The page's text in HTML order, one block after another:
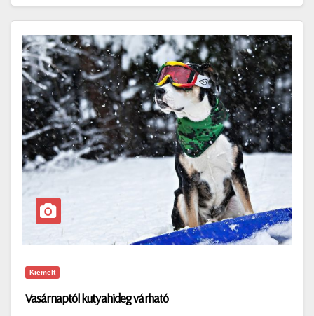
Kiemelt
Vasárnaptól kutyahideg várható